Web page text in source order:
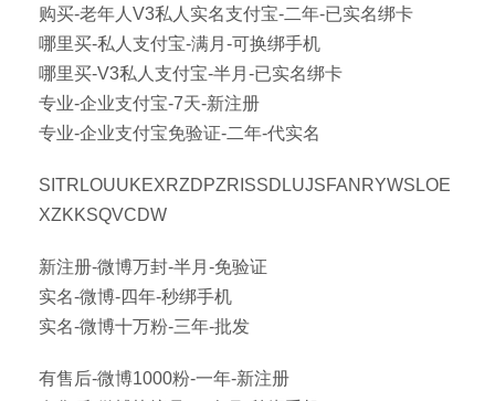
购买-老年人V3私人实名支付宝-二年-已实名绑卡
哪里买-私人支付宝-满月-可换绑手机
哪里买-V3私人支付宝-半月-已实名绑卡
专业-企业支付宝-7天-新注册
专业-企业支付宝免验证-二年-代实名
SITRLOUUKEXRZDPZRISSDLUJSFANRYWSLOE
XZKKSQVCDW
新注册-微博万封-半月-免验证
实名-微博-四年-秒绑手机
实名-微博十万粉-三年-批发
有售后-微博1000粉-一年-新注册